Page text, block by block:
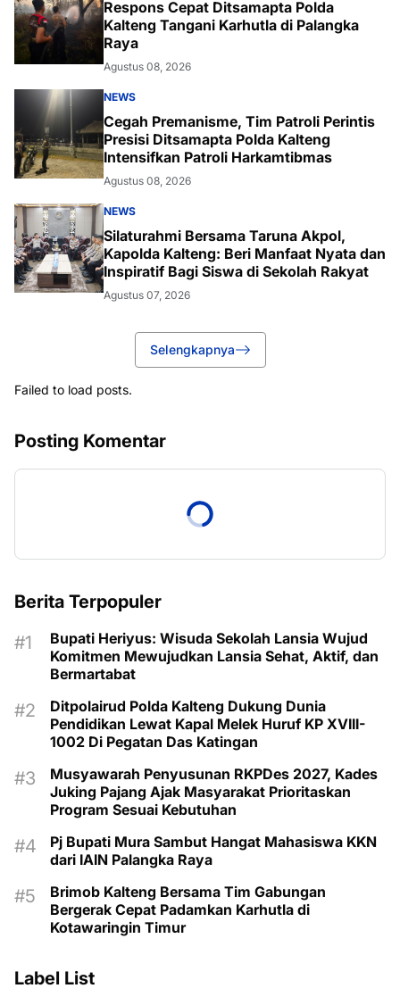
Respons Cepat Ditsamapta Polda
Kalteng Tangani Karhutla di Palangka
Raya
Agustus 08, 2026
NEWS
Cegah Premanisme, Tim Patroli Perintis
Presisi Ditsamapta Polda Kalteng
Intensifkan Patroli Harkamtibmas
Agustus 08, 2026
NEWS
Silaturahmi Bersama Taruna Akpol,
Kapolda Kalteng: Beri Manfaat Nyata dan
Inspiratif Bagi Siswa di Sekolah Rakyat
Agustus 07, 2026
Selengkapnya
Failed to load posts.
Posting Komentar
Berita Terpopuler
Bupati Heriyus: Wisuda Sekolah Lansia Wujud
Komitmen Mewujudkan Lansia Sehat, Aktif, dan
Bermartabat
Ditpolairud Polda Kalteng Dukung Dunia
Pendidikan Lewat Kapal Melek Huruf KP XVIII-
1002 Di Pegatan Das Katingan
Musyawarah Penyusunan RKPDes 2027, Kades
Juking Pajang Ajak Masyarakat Prioritaskan
Program Sesuai Kebutuhan
Pj Bupati Mura Sambut Hangat Mahasiswa KKN
dari IAIN Palangka Raya
Brimob Kalteng Bersama Tim Gabungan
Bergerak Cepat Padamkan Karhutla di
Kotawaringin Timur
Label List